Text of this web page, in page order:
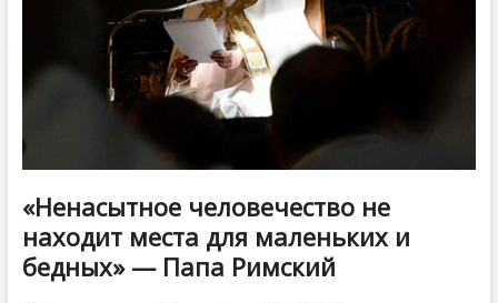
«Ненасытное человечество не
находит места для маленьких и
бедных» — Папа Римский